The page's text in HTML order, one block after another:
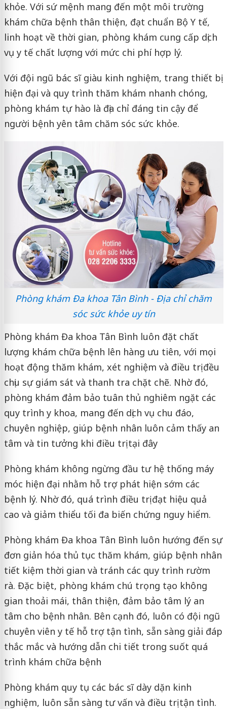
khỏe. Với sứ mệnh mang đến một môi trường
khám chữa bệnh thân thiện, đạt chuẩn Bộ Y tế,
linh hoạt về thời gian, phòng khám cung cấp dịch
vụ y tế chất lượng với mức chi phí hợp lý.
Với đội ngũ bác sĩ giàu kinh nghiệm, trang thiết bị
hiện đại và quy trình thăm khám nhanh chóng,
phòng khám tự hào là địa chỉ đáng tin cậy để
người bệnh yên tâm chăm sóc sức khỏe.
Phòng khám Đa khoa Tân Bình - Địa chỉ chăm
sóc sức khỏe uy tín
Phòng khám Đa khoa Tân Bình luôn đặt chất
lượng khám chữa bệnh lên hàng ưu tiên, với mọi
hoạt động thăm khám, xét nghiệm và điều trị đều
chịu sự giám sát và thanh tra chặt chẽ. Nhờ đó,
phòng khám đảm bảo tuân thủ nghiêm ngặt các
quy trình y khoa, mang đến dịch vụ chu đáo,
chuyên nghiệp, giúp bệnh nhân luôn cảm thấy an
tâm và tin tưởng khi điều trị tại đây
Phòng khám không ngừng đầu tư hệ thống máy
móc hiện đại nhằm hỗ trợ phát hiện sớm các
bệnh lý. Nhờ đó, quá trình điều trị đạt hiệu quả
cao và giảm thiểu tối đa biến chứng nguy hiểm.
Phòng khám Đa khoa Tân Bình luôn hướng đến sự
đơn giản hóa thủ tục thăm khám, giúp bệnh nhân
tiết kiệm thời gian và tránh các quy trình rườm
rà. Đặc biệt, phòng khám chú trọng tạo không
gian thoải mái, thân thiện, đảm bảo tâm lý an
tâm cho bệnh nhân. Bên cạnh đó, luôn có đội ngũ
chuyên viên y tế hỗ trợ tận tình, sẵn sàng giải đáp
thắc mắc và hướng dẫn chi tiết trong suốt quá
trình khám chữa bệnh
Phòng khám quy tụ các bác sĩ dày dặn kinh
nghiệm, luôn sẵn sàng tư vấn và điều trị tận tình.